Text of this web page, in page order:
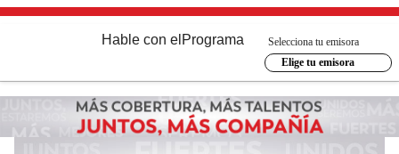
Hable con el Programa
Selecciona tu emisora
Elige tu emisora